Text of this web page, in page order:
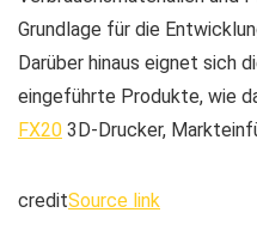
Grundlage für die
Darüber hinaus eignet sich
eingeführte Produkte, wie
FX20 3D-Drucker,
creditSource link